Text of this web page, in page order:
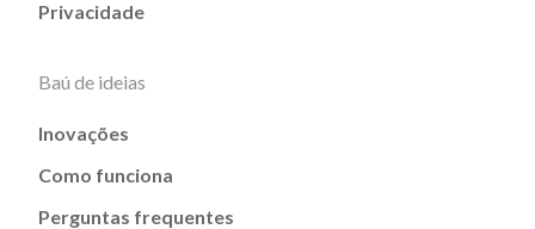
Privacidade
Baú de ideias
Inovações
Como funciona
Perguntas frequentes